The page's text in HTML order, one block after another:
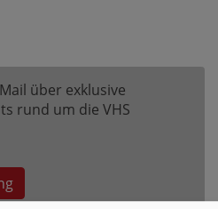
über exklusive
rund um die VHS